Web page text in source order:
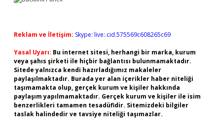
Reklam ve İletişim: Skype: live:.cid.575569c608265c69
Yasal Uyarı: Bu internet sitesi, herhangi bir marka, kurum
veya şahıs şirketi ile hiçbir bağlantısı bulunmamaktadır.
Sitede yalnızca kendi hazırladığımız makaleler
paylaşılmaktadır. Burada yer alan içerikler haber niteliği
taşımamakta olup, gerçek kurum ve kişiler hakkında
paylaşım yapılmamaktadır. Gerçek kurum ve kişiler ile isim
benzerlikleri tamamen tesadüfidir. Sitemizdeki bilgiler
taslak halindedir ve tavsiye niteliği taşımazlar.